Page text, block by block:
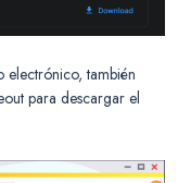
también
para descargar el